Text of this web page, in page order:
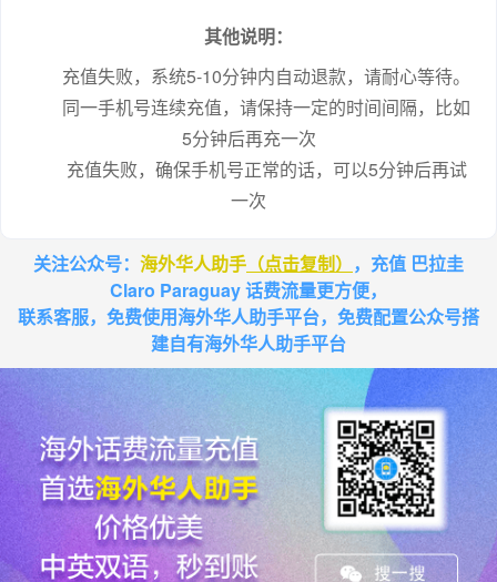
其他说明：
充值失败，系统5-10分钟内自动退款，请耐心等待。
同一手机号连续充值，请保持一定的时间间隔，比如
5分钟后再充一次
充值失败，确保手机号正常的话，可以5分钟后再试
一次
关注公众号： 海外华人助手 （点击复制） ，充值 巴拉圭
Claro Paraguay 话费流量更方便，
联系客服，免费使用海外华人助手平台，免费配置公众号搭
建自有海外华人助手平台